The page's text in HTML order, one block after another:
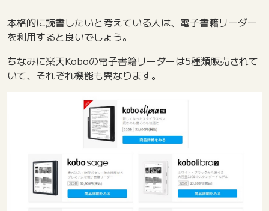
本格的に読書したいと考えている人は、電子書籍リーダー
を利用すると良いでしょう。
ちなみに楽天Koboの電子書籍リーダーは5種類販売されて
いて、それぞれ機能も異なります。